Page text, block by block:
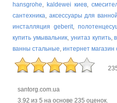
hansgrohe, kaldewei киев,
сантехника, аксессуары для
инсталляция geberit,
купить умывальник, унитаз купить,
ванны стальные, интернет магазин
santorg.com.ua
3.92 из 5 на основе 235 оценок.